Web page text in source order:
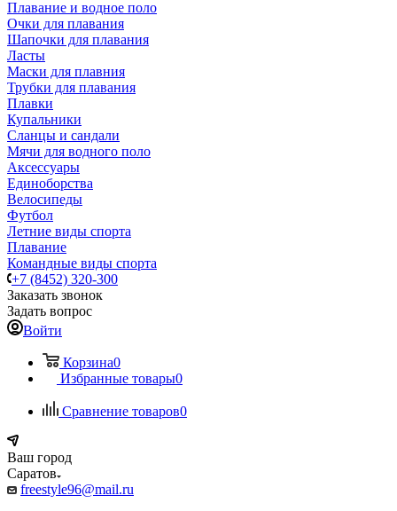
Плавание и водное поло
Очки для плавания
Шапочки для плавания
Ласты
Маски для плавния
Трубки для плавания
Плавки
Купальники
Сланцы и сандали
Мячи для водного поло
Аксессуары
Единоборства
Велосипеды
Футбол
Летние виды спорта
Плавание
Командные виды спорта
+7 (8452) 320-300
Заказать звонок
Задать вопрос
Войти
Корзина0
Избранные товары0
Сравнение товаров0
Ваш город
Саратов
freestyle96@mail.ru